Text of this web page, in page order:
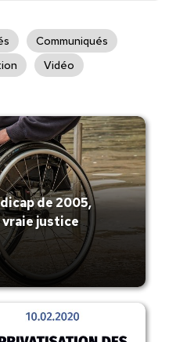
Communiqués
Vidéo
de 2005,
justice